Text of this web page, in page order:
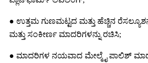
● ಉತ್ತಮ ಗುಣಮಟ್ಟದ ಮತ್ತು ಹೆಚ್ಚಿನ
ಮತ್ತು ಸಂಕೀರ್ಣ ಮಾದರಿಗಳನ್ನು ರಚಿಸಿ;
● ಮಾದರಿಗಳ ನಯವಾದ ಮೇಲ್ಮೈ ಪಾಲಿಶ್